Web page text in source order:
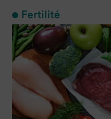
Fertilité